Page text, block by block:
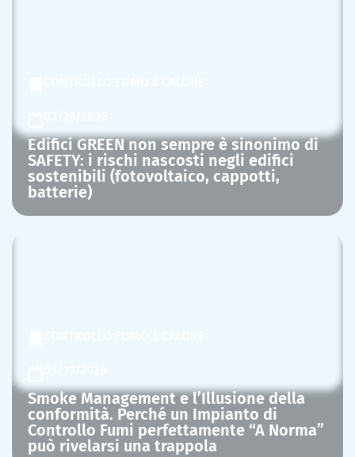
Edifici GREEN non sempre è sinonimo di
SAFETY: i rischi nascosti negli edifici
sostenibili (fotovoltaico, cappotti,
batterie)
Smoke Management e l’Illusione della
conformità. Perché un Impianto di
Controllo Fumi perfettamente “A Norma”
può rivelarsi una trappola